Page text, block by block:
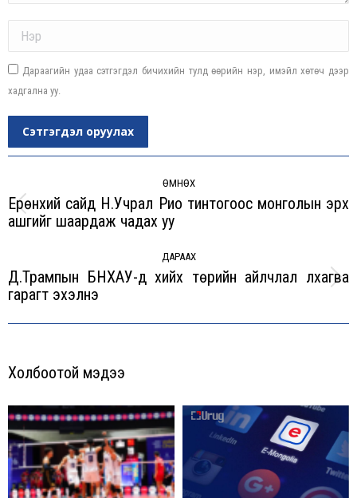
Дараагийн удаа сэтгэгдэл бичихийн тулд өөрийн нэр, имэйл хөтөч дээр
хадгална уу.
Сэтгэгдэл оруулах
ӨМНӨХ
Previous
Ерөнхий сайд Н.Учрал Рио тинтогоос монголын эрх
ашгийг шаардаж чадах уу
ДАРААХ
Next
Д.Трампын БНХАУ-д хийх төрийн айлчлал лхагва
гарагт эхэлнэ
Холбоотой мэдээ